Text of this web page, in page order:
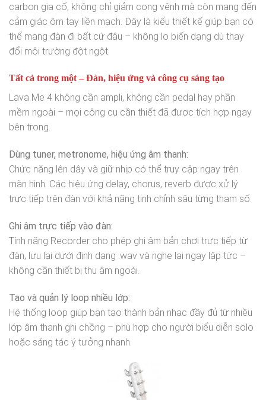
carbon gia cố, không chỉ giảm cong vênh mà còn mang đến
cảm giác ôm tay liền mạch. Đây là kiểu thiết kế giúp bạn có
thể mang đàn đi bất cứ đâu – không lo biến dạng dù thay
đổi môi trường đột ngột.
Tất cả trong một – Đàn, hiệu ứng và công cụ sáng tạo
Lava Me 4 không cần ampli, không cần pedal hay phần
mềm ngoài – mọi công cụ cần thiết đã được tích hợp ngay
bên trong.
Dùng tuner, metronome, hiệu ứng âm thanh:
Chức năng lên dây và giữ nhịp có thể truy cập ngay trên
màn hình. Các hiệu ứng delay, chorus, reverb được xử lý
trực tiếp trên đàn với khả năng tinh chỉnh sâu từng tham số.
Ghi âm trực tiếp vào đàn:
Tính năng Recorder cho phép ghi âm bản chơi trực tiếp từ
đàn, lưu lại dưới định dạng .wav và nghe lại ngay lập tức –
không cần thiết bị thu âm ngoài.
Tạo và quản lý loop nhiều lớp:
Hệ thống loop giúp bạn tạo thành bản nhạc đầy đủ từ nhiều
lớp âm thanh ghi chồng – phù hợp cho người biểu diễn solo
hoặc sáng tác ý tưởng nhanh.